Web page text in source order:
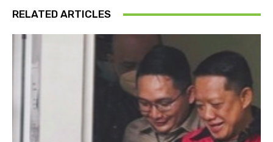
RELATED ARTICLES